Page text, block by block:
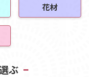
花材
ぶ